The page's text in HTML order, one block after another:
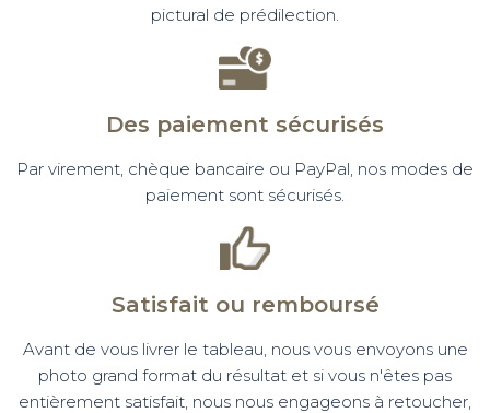
pictural de prédilection.
Des paiement sécurisés
Par virement, chèque bancaire ou PayPal, nos modes de
paiement sont sécurisés.
Satisfait ou remboursé
Avant de vous livrer le tableau, nous vous envoyons une
photo grand format du résultat et si vous n'êtes pas
entièrement satisfait, nous nous engageons à retoucher,